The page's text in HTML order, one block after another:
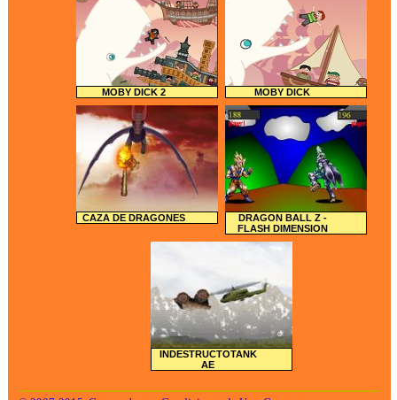
MOBY DICK 2 MOBY DICK
CAZA DE DRAGONES
DRAGON BALL Z -
FLASH DIMENSION
INDESTRUCTOTANK
AE